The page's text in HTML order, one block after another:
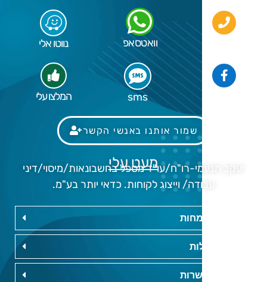
וואטסאפ נווטו אלי
sms המלצו עלי
שמור אותנו באנשי הקשר
מעט עלי
יעקב תנעמי-רו"ח/עו"ד מטפל בחשבונאות/מיסוי/דיני
עבודה/ וייצוג לקוחות. כדאי יותר בע"מ.
תחומי התמחות
שעות פעילות
פרטי התקשרות